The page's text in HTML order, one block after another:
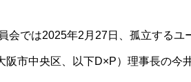
会では2025年2月27日、孤立する
阪市中央区、以下D×P）理事長の今